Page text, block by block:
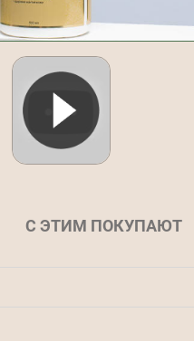
С ЭТИМ ПОКУПАЮТ